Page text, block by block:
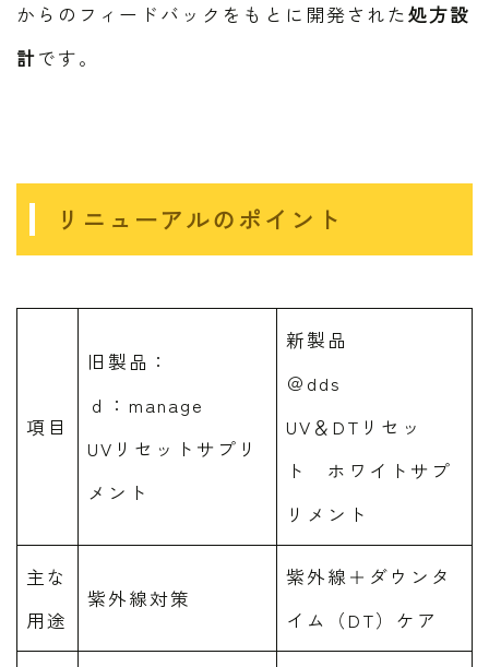
からのフィードバックをもとに開発された処方設
計です。
リニューアルのポイント
項目
旧製品：
ｄ：manage
UVリセットサプリ
メント
新製品
＠dds
UV＆DTリセッ
ト ホワイトサプ
リメント
主な
用途
紫外線対策
紫外線＋ダウンタ
イム（DT）ケア